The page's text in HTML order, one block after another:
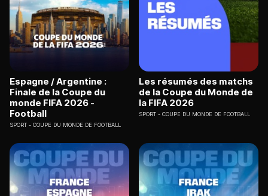
Espagne / Argentine :
Finale de la Coupe du
monde FIFA 2026 -
Football
SPORT COUPE DU MONDE DE FOOTBALL
Les résumés des matchs
de la Coupe du Monde de
la FIFA 2026
SPORT COUPE DU MONDE DE FOOTBALL